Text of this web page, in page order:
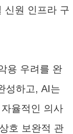
신원 인프라 구
용 우려를 완
성하고, AI는
율적인 의사
호 보완적 관